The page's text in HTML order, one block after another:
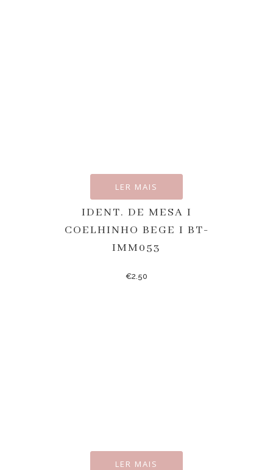
LER MAIS
IDENT. DE MESA I
COELHINHO BEGE I BT-
IMM053
€2.50
LER MAIS